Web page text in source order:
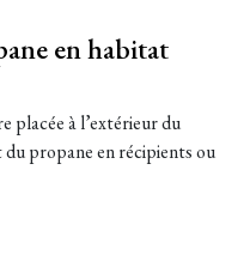
en habitat
placée à l’extérieur du
propane en récipients ou